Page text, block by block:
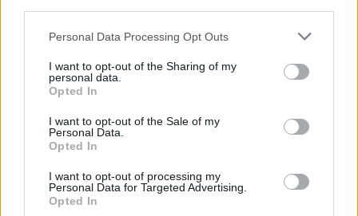
Personal Data Processing Opt Outs
I want to opt-out of the Sharing of my
personal data.
Opted In
I want to opt-out of the Sale of my
Personal Data.
Opted In
I want to opt-out of processing my
Personal Data for Targeted Advertising.
Opted In
ROTERENDE BEWEGING